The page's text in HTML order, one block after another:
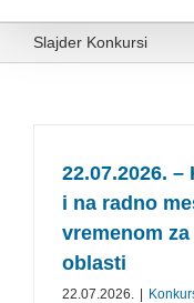
Slajder Konkursi
22.07.2026.
i na radno
vremenom
oblasti
22.07.2026.